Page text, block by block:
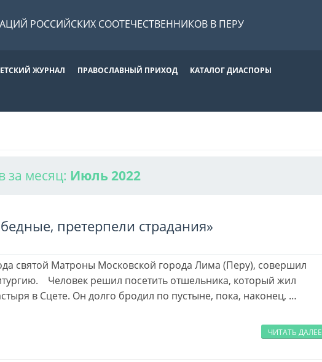
РОССИЙСКИХ СООТЕЧЕСТВЕННИКОВ В ПЕРУ
ЖУРНАЛ ПРАВОСЛАВНЫЙ ПРИХОД КАТАЛОГ ДИАСПОРЫ
за месяц: Июль 2022
претерпели страдания»
святой Матроны Московской города Лима (Перу), совершил
Человек решил посетить отшельника, который жил
в Сцете. Он долго бродил по пустыне, пока, наконец, …
ЧИТАТЬ ДАЛЕЕ